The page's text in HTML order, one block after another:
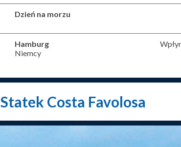
Dzień na morzu
Hamburg
Niemcy
Statek Costa Favolosa